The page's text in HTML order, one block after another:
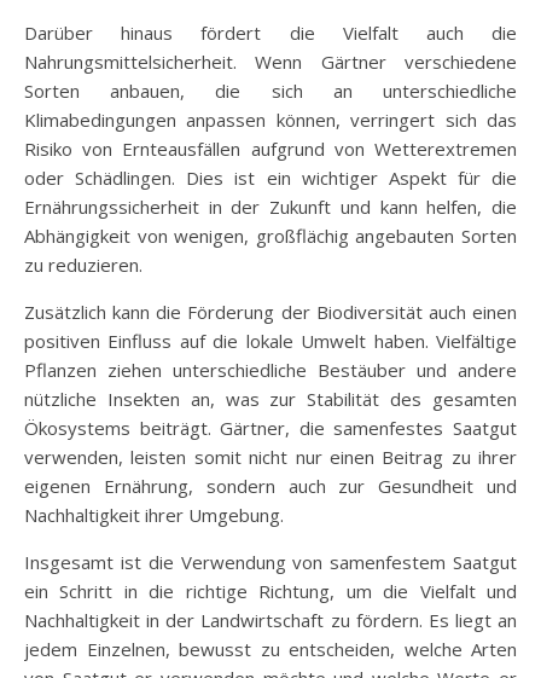
Darüber hinaus fördert die Vielfalt auch die
Nahrungsmittelsicherheit. Wenn Gärtner verschiedene
Sorten anbauen, die sich an unterschiedliche
Klimabedingungen anpassen können, verringert sich das
Risiko von Ernteausfällen aufgrund von Wetterextremen
oder Schädlingen. Dies ist ein wichtiger Aspekt für die
Ernährungssicherheit in der Zukunft und kann helfen, die
Abhängigkeit von wenigen, großflächig angebauten Sorten
zu reduzieren.
Zusätzlich kann die Förderung der Biodiversität auch einen
positiven Einfluss auf die lokale Umwelt haben. Vielfältige
Pflanzen ziehen unterschiedliche Bestäuber und andere
nützliche Insekten an, was zur Stabilität des gesamten
Ökosystems beiträgt. Gärtner, die samenfestes Saatgut
verwenden, leisten somit nicht nur einen Beitrag zu ihrer
eigenen Ernährung, sondern auch zur Gesundheit und
Nachhaltigkeit ihrer Umgebung.
Insgesamt ist die Verwendung von samenfestem Saatgut
ein Schritt in die richtige Richtung, um die Vielfalt und
Nachhaltigkeit in der Landwirtschaft zu fördern. Es liegt an
jedem Einzelnen, bewusst zu entscheiden, welche Arten